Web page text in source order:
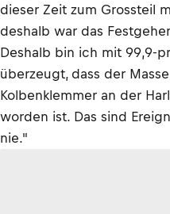
dieser Zeit zum Grossteil
deshalb war das
Deshalb bin ich mit 99,9-
überzeugt, dass der
Kolbenklemmer an der
worden ist. Das sind
nie."